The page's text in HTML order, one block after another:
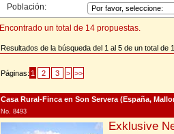
Población:
Encontrado un total de 14 propuestas.
Resultados de la búsqueda del 1 al 5 de un total de
Páginas: 1 2 3 > >>
Casa Rural-Finca en Son Servera (España,
No. 8493
Exklusive